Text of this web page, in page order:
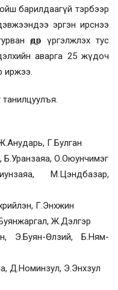
барилдаагүй тэрбээр
эргэн ирснээ
өдөр үргэлжлэх тус
аварга 25 жүдоч
иржээ.
Г.Булган
О.Оюунчимэг
М.Цэндбазар,
Г.Энхжин
Ж.Дэлгэр
Э.Буян-Өлзий, Б.Ням-
Д.Номинзул, Э.Энхзул